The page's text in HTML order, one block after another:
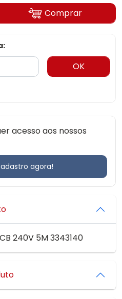
Comprar
OK
acesso aos nossos
agora!
240V 5M 3343140